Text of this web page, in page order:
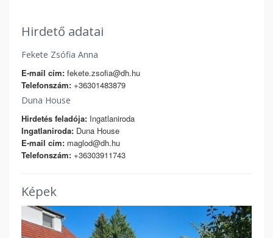
Hirdető adatai
Fekete Zsófia Anna
E-mail cím: fekete.zsofia@dh.hu
Telefonszám: +36301483879
Duna House
Hirdetés feladója: Ingatlaniroda
Ingatlaniroda: Duna House
E-mail cím: maglod@dh.hu
Telefonszám: +36303911743
Képek